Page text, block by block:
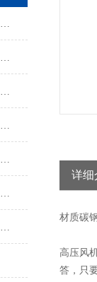
插入式风机与轴流风机在噪音控制上有何差异？
环保风机维护保养指南，确保高效稳定运行
环保风机的维护保养：确保高效运行的关键
引风机与鼓风机：工业领域的风动双子星
环保风机助力绿色工厂建设，促进节能减排
引风机在工业生产中的重要作用及发展趋势
引风机是一款高效能耗的环境通风设备
详细
材质碳
高压风
答，只